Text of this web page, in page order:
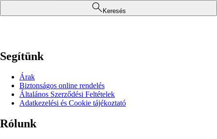
Keresés
Segítünk
Árak
Biztonságos online rendelés
Általános Szerződési Feltételek
Adatkezelési és Cookie tájékoztató
Rólunk